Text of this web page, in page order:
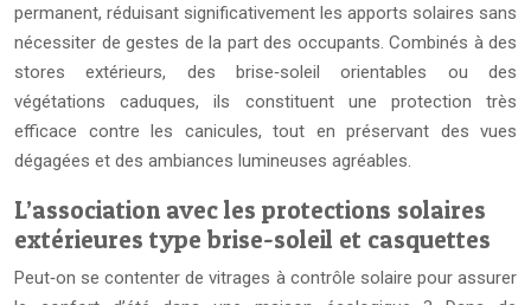
permanent, réduisant significativement les apports solaires sans
nécessiter de gestes de la part des occupants. Combinés à des
stores extérieurs, des brise‑soleil orientables ou des
végétations caduques, ils constituent une protection très
efficace contre les canicules, tout en préservant des vues
dégagées et des ambiances lumineuses agréables.
L’association avec les protections solaires
extérieures type brise-soleil et casquettes
Peut‑on se contenter de vitrages à contrôle solaire pour assurer